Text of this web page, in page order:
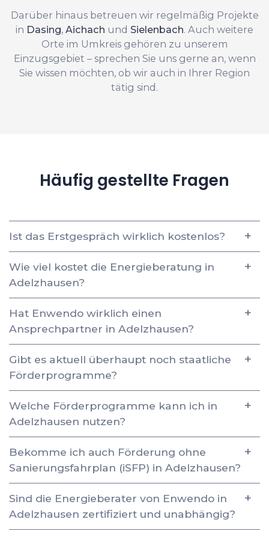
Darüber hinaus betreuen wir regelmäßig Projekte
in Dasing, Aichach und Sielenbach. Auch weitere
Orte im Umkreis gehören zu unserem
Einzugsgebiet – sprechen Sie uns gerne an, wenn
Sie wissen möchten, ob wir auch in Ihrer Region
tätig sind.
Häufig gestellte Fragen
Ist das Erstgespräch wirklich kostenlos?
Wie viel kostet die Energieberatung in
Adelzhausen?
Hat Enwendo wirklich einen
Ansprechpartner in Adelzhausen?
Gibt es aktuell überhaupt noch staatliche
Förderprogramme?
Welche Förderprogramme kann ich in
Adelzhausen nutzen?
Bekomme ich auch Förderung ohne
Sanierungsfahrplan (iSFP) in Adelzhausen?
Sind die Energieberater von Enwendo in
Adelzhausen zertifiziert und unabhängig?